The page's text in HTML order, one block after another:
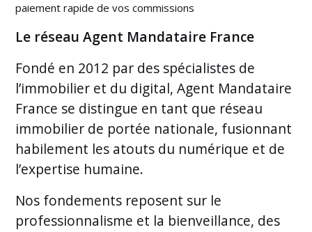
paiement rapide de vos commissions
Le réseau Agent Mandataire France
Fondé en 2012 par des spécialistes de
l’immobilier et du digital, Agent Mandataire
France se distingue en tant que réseau
immobilier de portée nationale, fusionnant
habilement les atouts du numérique et de
l’expertise humaine.
Nos fondements reposent sur le
professionnalisme et la bienveillance, des